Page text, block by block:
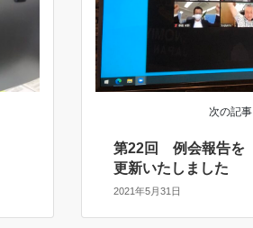
次の記事
第22回 例会報告を
更新いたしました
2021年5月31日